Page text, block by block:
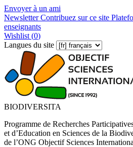
Envoyer à un ami
NewsletterContribuez sur ce site
enseignants
Wishlist (0)
Langues du site
BIODIVERSITA
Programme de Recherches
et d’Education en Sciences de la
de l’ONG Objectif Sciences